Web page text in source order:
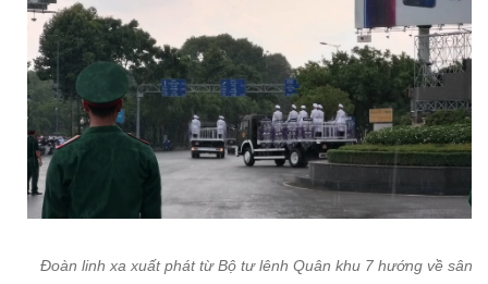
Đoàn linh xa xuất phát từ Bộ tư lênh Quân khu 7 hướng về sân